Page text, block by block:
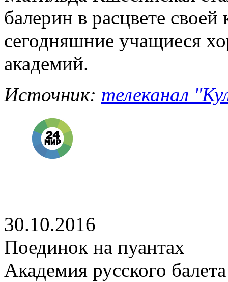
балерин в расцвете
сегодняшние учащиеся
академий.
Источник: телеканал
30.10.2016
Поединок на пуантах
Академия русского